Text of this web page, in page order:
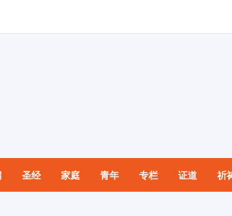
圣经 家庭 青年 专栏 证道 祈